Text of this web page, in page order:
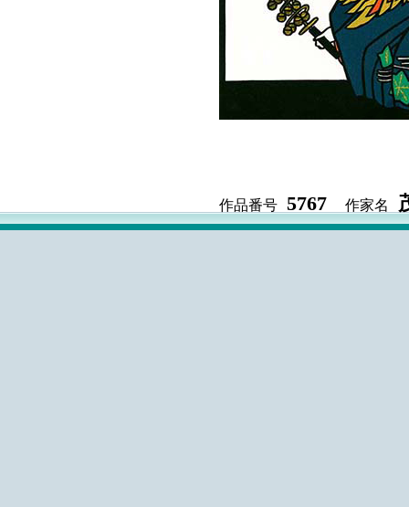
作品番号 5767 作家名